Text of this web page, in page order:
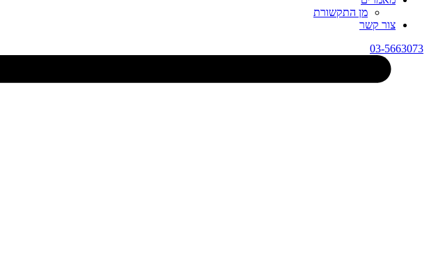
מן התקשורת
צור קשר
03-5663073